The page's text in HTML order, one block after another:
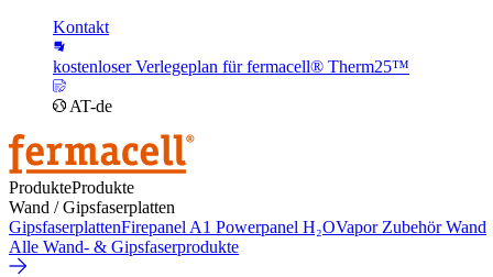
Kontakt
kostenloser Verlegeplan für fermacell® Therm25™
AT-de
ProdukteProdukte
Wand / Gipsfaserplatten
GipsfaserplattenFirepanel A1 Powerpanel H₂OVapor Zubehör Wand
Alle Wand- & Gipsfaserprodukte